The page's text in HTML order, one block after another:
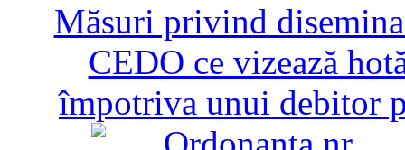
Măsuri privind
CEDO ce vizează
împotriva unui debitor